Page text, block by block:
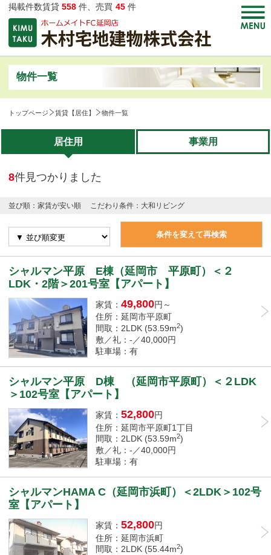
掲載件数賃貸 558 件、売買 45 件
物件一覧
トップページ 賃貸【居住】 物件一覧
居住用 事業用
8件見つかりました
並び順：家賃が安い順 こだわり条件： 大和リビング
条件を変えて再検索
シャルマン平原 E棟（延岡市 平原町）＜２
LDK・2階＞201号室【アパート】
家賃：49,800円～
住所：延岡市平原町
間取：2LDK (53.59m2)
敷／礼：-／40,000円
駐車場：有
シャルマン平原 D棟 （延岡市平原町）＜２LDK
＞102号室【アパート】
家賃：52,800円
住所：延岡市平原町1丁目
間取：2LDK (53.59m2)
敷／礼：-／40,000円
駐車場：有
シャルマンHAMA C（延岡市浜町）＜2LDK＞102号
室【アパート】
家賃：52,800円
住所：延岡市浜町
間取：2LDK (55.44m2)